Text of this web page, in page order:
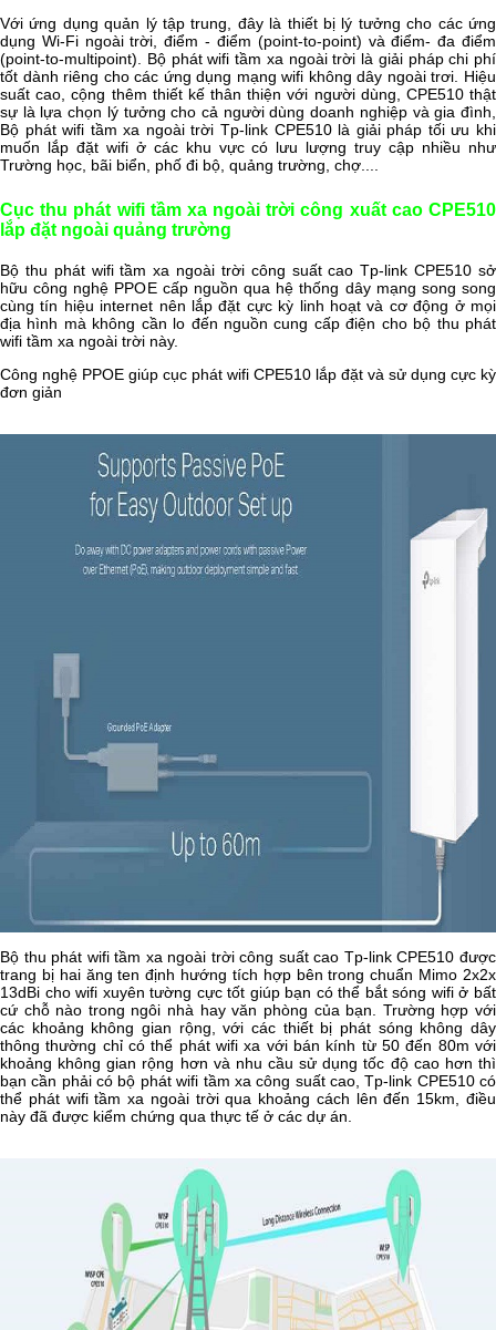
Với ứng dụng quản lý tập trung, đây là thiết bị lý tưởng cho các ứng
dụng Wi-Fi ngoài trời, điểm - điểm (point-to-point) và điểm- đa điểm
(point-to-multipoint). Bộ phát wifi tầm xa ngoài trời là giải pháp chi phí
tốt dành riêng cho các ứng dụng mạng wifi không dây ngoài trơi. Hiệu
suất cao, cộng thêm thiết kế thân thiện với người dùng, CPE510 thật
sự là lựa chọn lý tưởng cho cả người dùng doanh nghiệp và gia đình,
Bộ phát wifi tầm xa ngoài trời Tp-link CPE510 là giải pháp tối ưu khi
muốn lắp đặt wifi ở các khu vực có lưu lượng truy cập nhiều như
Trường học, bãi biển, phố đi bộ, quảng trường, chợ....
Cục thu phát wifi tầm xa ngoài trời công xuất cao CPE510
lắp đặt ngoài quảng trường
Bộ thu phát wifi tầm xa ngoài trời công suất cao Tp-link CPE510 sở
hữu công nghệ PPOE cấp nguồn qua hệ thống dây mạng song song
cùng tín hiệu internet nên lắp đặt cực kỳ linh hoạt và cơ động ở mọi
địa hình mà không cần lo đến nguồn cung cấp điện cho bộ thu phát
wifi tầm xa ngoài trời này.
Công nghệ PPOE giúp cục phát wifi CPE510 lắp đặt và sử dụng cực kỳ
đơn giản
Bộ thu phát wifi tầm xa ngoài trời công suất cao Tp-link CPE510 được
trang bị hai ăng ten định hướng tích hợp bên trong chuẩn Mimo 2x2x
13dBi cho wifi xuyên tường cực tốt giúp bạn có thể bắt sóng wifi ở bất
cứ chỗ nào trong ngôi nhà hay văn phòng của bạn. Trường hợp với
các khoảng không gian rộng, với các thiết bị phát sóng không dây
thông thường chỉ có thể phát wifi xa với bán kính từ 50 đến 80m với
khoảng không gian rộng hơn và nhu cầu sử dụng tốc độ cao hơn thì
bạn cần phải có bộ phát wifi tầm xa công suất cao, Tp-link CPE510 có
thể phát wifi tầm xa ngoài trời qua khoảng cách lên đến 15km, điều
này đã được kiểm chứng qua thực tế ở các dự án.